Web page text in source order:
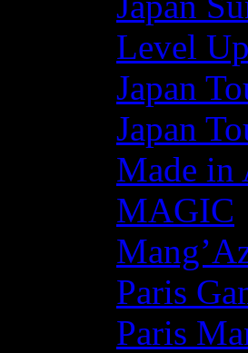
Level
Japan
Japan
Made in
MAGIC
Paris
Paris